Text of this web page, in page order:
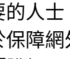
人
障